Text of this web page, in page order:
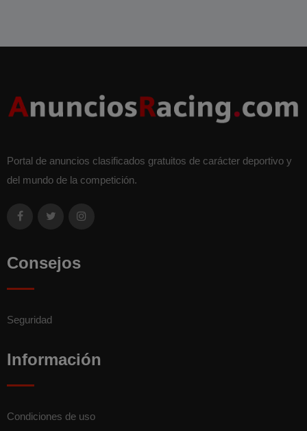
Portal de anuncios clasificados gratuitos de carácter deportivo y
del mundo de la competición.
Consejos
Seguridad
Información
Condiciones de uso